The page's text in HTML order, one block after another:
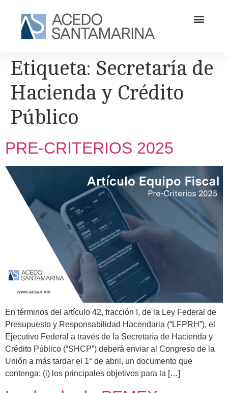
Etiqueta: Secretaría de
Hacienda y Crédito
Público
PRE-CRITERIOS 2025
En términos del artículo 42, fracción I, de la Ley Federal de
Presupuesto y Responsabilidad Hacendaria (“LFPRH”), el
Ejecutivo Federal a través de la Secretaría de Hacienda y
Crédito Público (“SHCP”) deberá enviar al Congreso de la
Unión a más tardar el 1° de abril, un documento que
contenga: (i) los principales objetivos para la […]